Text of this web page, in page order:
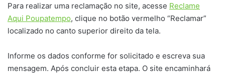
Para realizar uma reclamação no site, acesse Reclame
Aqui Poupatempo, clique no botão vermelho “Reclamar”
localizado no canto superior direito da tela.
Informe os dados conforme for solicitado e escreva sua
mensagem. Após concluir esta etapa. O site encaminhará